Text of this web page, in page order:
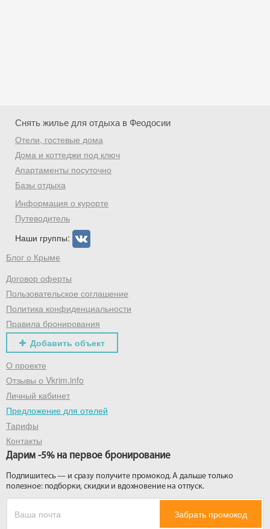
Снять жилье для отдыха в Феодосии
Отели, гостевые дома
Дома и коттеджи под ключ
Апартаменты посуточно
Базы отдыха
Информация о курорте
Путеводитель
Наши группы:
Блог о Крыме
Договор оферты
Пользовательское соглашение
Политика конфиденциальности
Правила бронирования
Добавить объект
О проекте
Отзывы о Vkrim.info
Личный кабинет
Предложение для отелей
Тарифы
Контакты
Дарим -5% на первое бронирование
Подпишитесь — и сразу получите промокод. А дальше только
полезное: подборки, скидки и вдохновение на отпуск.
Забрать промокод
Скидка −5%
Хочешь дешевле? Оставь почту и получи
промокод на первое бронирование!